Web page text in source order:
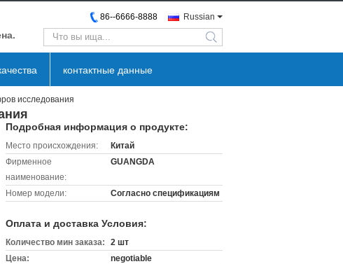
Russian
86--6666-8888
search
контактные данные
исследования
Подробная информация о продукте:
Место происхождения:
Китай
Фирменное
наименование:
GUANGDA
Номер модели: Согласно спецификациям
Оплата и доставка Условия:
Количество мин заказа:
2 шт
Цена:
negotiable